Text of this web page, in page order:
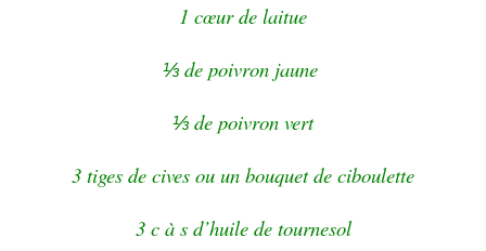
1 cœur de laitue
⅓ de poivron jaune
⅓ de poivron vert
3 tiges de cives ou un bouquet de ciboulette
3 c à s d’huile de tournesol